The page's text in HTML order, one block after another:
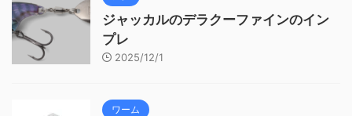
ジャッカルのデラクーファインのイン
プレ
2025/12/1
ワーム